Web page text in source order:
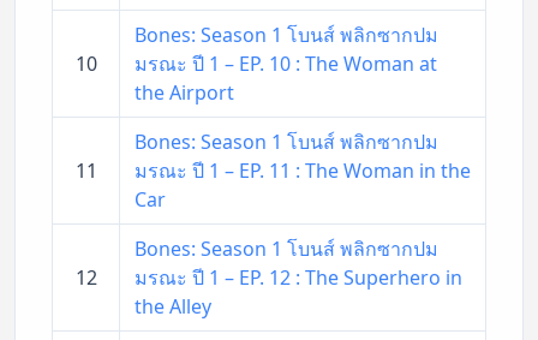
10
Bones: Season 1 โบนส์ พลิกซากปม
มรณะ ปี 1 – EP. 10 : The Woman at
the Airport
11
Bones: Season 1 โบนส์ พลิกซากปม
มรณะ ปี 1 – EP. 11 : The Woman in the
Car
12
Bones: Season 1 โบนส์ พลิกซากปม
มรณะ ปี 1 – EP. 12 : The Superhero in
the Alley